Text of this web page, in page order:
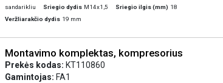
sandarikliu
Sriegio dydis M14x1,5 Sriegio ilgis (mm) 18
Veržliarakčio dydis 19 mm
Montavimo komplektas, kompresorius
Prekės kodas: KT110860
Gamintojas: FA1